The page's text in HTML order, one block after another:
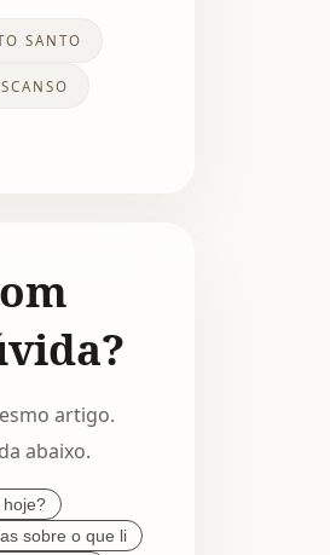
SANTO
artigo.
abaixo.
hoje?
sobre o que li